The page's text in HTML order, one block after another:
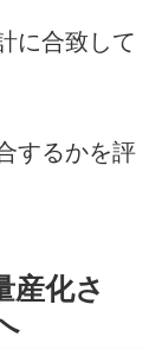
に合致して
するかを評
産化さ